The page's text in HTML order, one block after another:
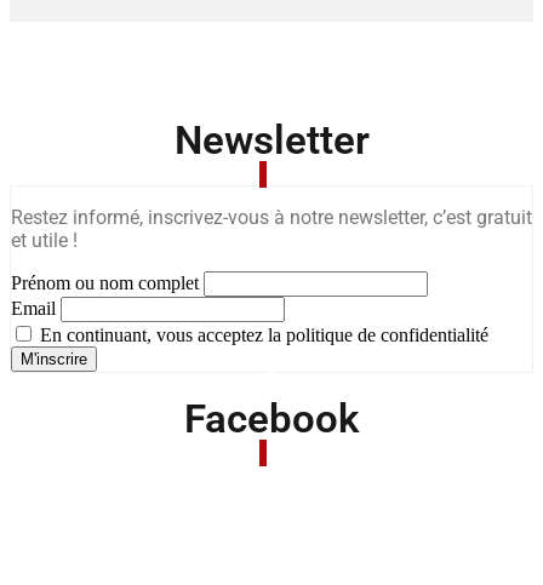
Newsletter
Restez informé, inscrivez-vous à notre newsletter, c’est gratuit
et utile !
Prénom ou nom complet
Email
En continuant, vous acceptez la politique de confidentialité
Facebook